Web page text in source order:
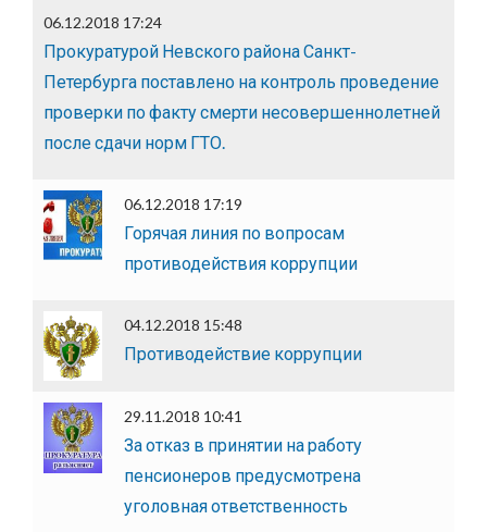
06.12.2018 17:24
Прокуратурой Невского района Санкт-
Петербурга поставлено на контроль проведение
проверки по факту смерти несовершеннолетней
после сдачи норм ГТО.
06.12.2018 17:19
Горячая линия по вопросам
противодействия коррупции
04.12.2018 15:48
Противодействие коррупции
29.11.2018 10:41
За отказ в принятии на работу
пенсионеров предусмотрена
уголовная ответственность